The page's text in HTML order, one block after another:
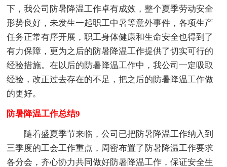
下，我公司防暑降温工作卓有成效，整个夏季劳动安全
形势良好，未发生一起职工中暑等意外事件，各项生产
任务正常有序开展，职工身体健康和生命安全也得到了
有力保障，更为之后的防暑降温工作提供了切实可行的
经验措施。在以后的防暑降温工作中，我公司一定吸取
经验，改正过去存在的不足，把之后的防暑降温工作做
的更好。
防暑降温工作总结9
隨着盛夏季节来临，公司已把防暑降温工作纳入到
三季度的工会工作重点，周密布置了防暑降温工作要求
各分会，齐心协力共同做好防暑降温工作，保证安全生